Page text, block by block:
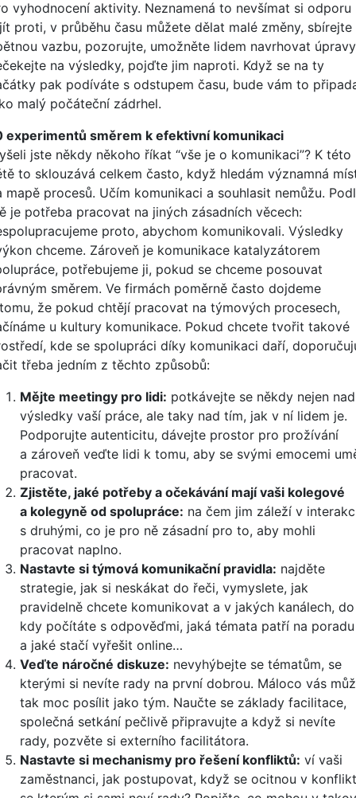
vyhodnocení aktivity. Neznamená to nevšímat si odporu
proti, v průběhu času můžete dělat malé změny, sbírejte
vazbu, pozorujte, umožněte lidem navrhovat
na výsledky, pojďte jim naproti. Když se na ty
pak podíváte s odstupem času, bude vám to
malý počáteční zádrhel.
experimentů směrem k efektivní komunikaci
jste někdy někoho říkat “vše je o komunikaci”? K této
to sklouzává celkem často, když hledám významná
mapě procesů. Učím komunikaci a souhlasit nemůžu.
je potřeba pracovat na jiných zásadních věcech:
proto, abychom komunikovali. Výsledky
chceme. Zároveň je komunikace katalyzátorem
potřebujeme ji, pokud se chceme posouvat
směrem. Ve firmách poměrně často dojdeme
že pokud chtějí pracovat na týmových procesech,
u kultury komunikace. Pokud chcete tvořit takové
kde se spolupráci díky komunikaci daří,
třeba jedním z těchto způsobů:
Mějte meetingy pro lidi: potkávejte se někdy nejen nad
výsledky vaší práce, ale taky nad tím, jak v ní lidem je.
Podporujte autenticitu, dávejte prostor pro prožívání
a zároveň veďte lidi k tomu, aby se svými emocemi
pracovat.
Zjistěte, jaké potřeby a očekávání mají vaši kolegové
a kolegyně od spolupráce: na čem jim záleží v
s druhými, co je pro ně zásadní pro to, aby mohli
pracovat naplno.
Nastavte si týmová komunikační pravidla: najděte
strategie, jak si neskákat do řeči, vymyslete, jak
pravidelně chcete komunikovat a v jakých kanálech, do
kdy počítáte s odpověďmi, jaká témata patří na poradu
a jaké stačí vyřešit online…
Veďte náročné diskuze: nevyhýbejte se tématům, se
kterými si nevíte rady na první dobrou. Máloco vás
tak moc posílit jako tým. Naučte se základy facilitace,
společná setkání pečlivě připravujte a když si nevíte
rady, pozvěte si externího facilitátora.
Nastavte si mechanismy pro řešení konfliktů: ví vaši
zaměstnanci, jak postupovat, když se ocitnou v